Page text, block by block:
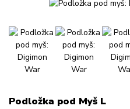
Podložka pod Myš L